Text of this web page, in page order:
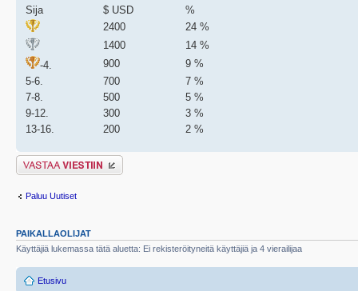
Sija $ USD
%
2400
24 %
1400
14 %
-4.
900
9 %
5-6.
700
7 %
7-8.
500
5 %
9-12.
300
3 %
13-16.
200 2 %
Lähetä vastaus
Paluu Uutiset
PAIKALLAOLIJAT
Käyttäjiä lukemassa tätä aluetta: Ei rekisteröityneitä käyttäjiä ja 4 vierailijaa
Etusivu